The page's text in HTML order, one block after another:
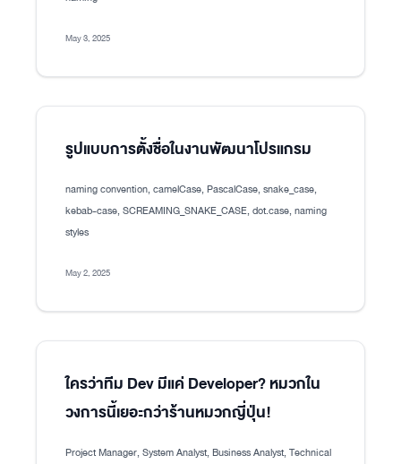
May 3, 2025
รูปแบบการตั้งชื่อในงานพัฒนาโปรแกรม
naming convention, camelCase, PascalCase, snake_case,
kebab-case, SCREAMING_SNAKE_CASE, dot.case, naming
styles
May 2, 2025
ใครว่าทีม Dev มีแค่ Developer? หมวกใน
วงการนี้เยอะกว่าร้านหมวกญี่ปุ่น!
Project Manager, System Analyst, Business Analyst, Technical